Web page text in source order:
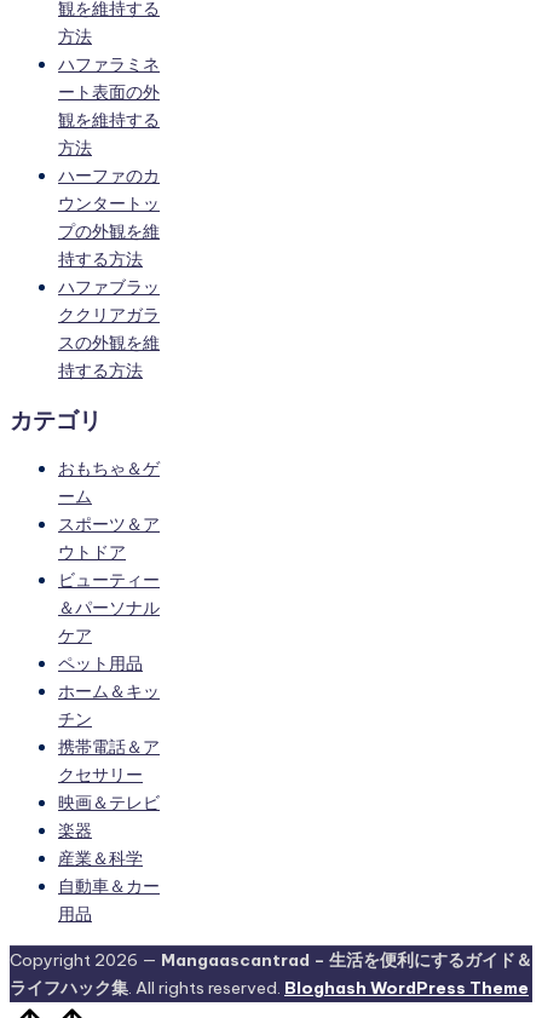
観を維持する
方法
ハファラミネ
ート表面の外
観を維持する
方法
ハーファのカ
ウンタートッ
プの外観を維
持する方法
ハファブラッ
ククリアガラ
スの外観を維
持する方法
カテゴリ
おもちゃ＆ゲ
ーム
スポーツ＆ア
ウトドア
ビューティー
＆パーソナル
ケア
ペット用品
ホーム＆キッ
チン
携帯電話＆ア
クセサリー
映画＆テレビ
楽器
産業＆科学
自動車＆カー
用品
Copyright 2026 — Mangaascantrad – 生活を便利にするガイド＆
ライフハック集 . All rights reserved. Bloghash WordPress Theme